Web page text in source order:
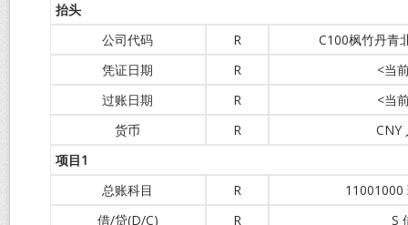
抬头
公司代码
R
C100枫竹丹青
凭证日期
R
<当
过账日期
R
<当
货币
R
CNY
项目1
总账科目
R
11001000
借/贷(D/C)
R
S